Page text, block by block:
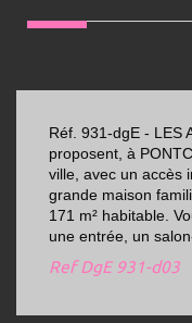
Réf. 931-dgE - LES
proposent, à
ville, avec un accès
grande maison
171 m² habitable.
une entrée, un
RefDgE 931-d03